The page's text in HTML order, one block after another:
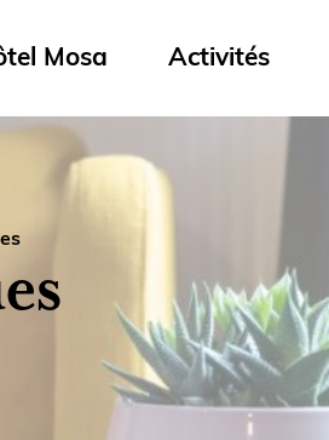
Mosa Activités